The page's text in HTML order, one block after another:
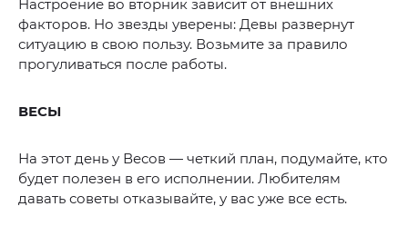
Настроение во вторник зависит от внешних
факторов. Но звезды уверены: Девы развернут
ситуацию в свою пользу. Возьмите за правило
прогуливаться после работы.
ВЕСЫ
На этот день у Весов — четкий план, подумайте, кто
будет полезен в его исполнении. Любителям
давать советы отказывайте, у вас уже все есть.